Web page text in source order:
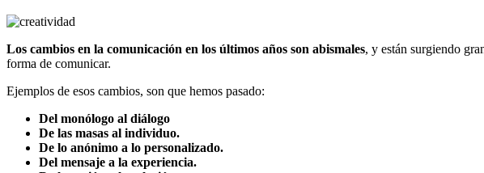
Los cambios en la comunicación en los últimos años son abismales, y están surgiendo
forma de comunicar.
Ejemplos de esos cambios, son que hemos pasado:
Del monólogo al diálogo
De las masas al individuo.
De lo anónimo a lo personalizado.
Del mensaje a la experiencia.